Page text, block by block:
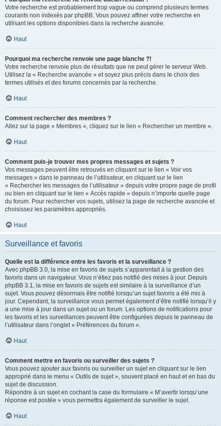
Votre recherche est probablement trop vague ou comprend plusieurs termes
courants non indexés par phpBB. Vous pouvez affiner votre recherche en
utilisant les options disponibles dans la recherche avancée.
Haut
Pourquoi ma recherche renvoie une page blanche ?!
Votre recherche renvoie plus de résultats que ne peut gérer le serveur Web.
Utilisez la « Recherche avancée » et soyez plus précis dans le choix des
termes utilisés et des forums concernés par la recherche.
Haut
Comment rechercher des membres ?
Allez sur la page « Membres », cliquez sur le lien « Rechercher un membre ».
Haut
Comment puis-je trouver mes propres messages et sujets ?
Vos messages peuvent être retrouvés en cliquant sur le lien « Voir vos
messages » dans le panneau de l’utilisateur, en cliquant sur le lien
« Rechercher les messages de l’utilisateur » depuis votre propre page de profil
ou bien en cliquant sur le lien « Accès rapide » depuis n’importe quelle page
du forum. Pour rechercher vos sujets, utilisez la page de recherche avancée et
choisissez les paramètres appropriés.
Haut
Surveillance et favoris
Quelle est la différence entre les favoris et la surveillance ?
Avec phpBB 3.0, la mise en favoris de sujets s’apparentait à la gestion des
favoris dans un navigateur. Vous n’étiez pas notifié des mises à jour. Depuis
phpBB 3.1, la mise en favoris de sujets est similaire à la surveillance d’un
sujet. Vous pouvez désormais être notifié lorsqu’un sujet favoris a été mis à
jour. Cependant, la surveillance vous permet également d’être notifié lorsqu’il y
a une mise à jour dans un sujet ou un forum. Les options de notifications pour
les favoris et les surveillances peuvent être configurées depuis le panneau de
l’utilisateur dans l’onglet « Préférences du forum ».
Haut
Comment mettre en favoris ou surveiller des sujets ?
Vous pouvez ajouter aux favoris ou surveiller un sujet en cliquant sur le lien
approprié dans le menu « Outils de sujet », souvent placé en haut et en bas du
sujet de discussion.
Répondre à un sujet en cochant la case du formulaire « M’avertir lorsqu’une
réponse est postée » vous permettra également de surveiller le sujet.
Haut